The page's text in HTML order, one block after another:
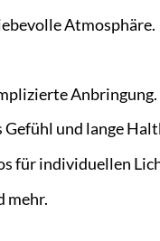
Atmosphäre.
Anbringung.
und lange
für individuellen
mehr.